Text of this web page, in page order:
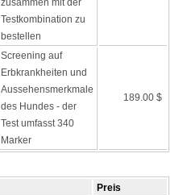
zusammen mit der
Testkombination zu
bestellen
Screening auf
Erbkrankheiten und
Aussehensmerkmale
des Hundes - der
Test umfasst 340
Marker
189.00 $
Preis